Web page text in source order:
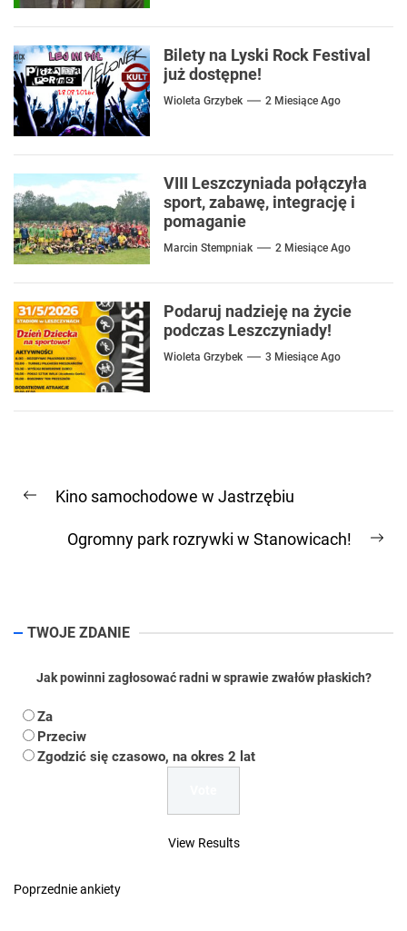
Bilety na Lyski Rock Festival
już dostępne!
Wioleta Grzybek 2 Miesiące Ago
VIII Leszczyniada połączyła
sport, zabawę, integrację i
pomaganie
Marcin Stempniak 2 Miesiące Ago
Podaruj nadzieję na życie
podczas Leszczyniady!
Wioleta Grzybek 3 Miesiące Ago
wpisu
Previous
Kino samochodowe w Jastrzębiu
Ogromny park rozrywki w Stanowicach!
TWOJE ZDANIE
Jak powinni zagłosować radni w sprawie zwałów płaskich?
Za
Przeciw
Zgodzić się czasowo, na okres 2 lat
View Results
Poprzednie ankiety